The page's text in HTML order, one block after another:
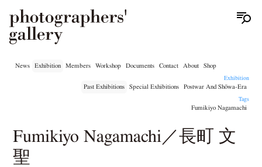
News Exhibition Members Workshop Documents Contact About Shop
Exhibition
Past Exhibitions Special Exhibitions Postwar And Shōwa-Era
Tags
Fumikiyo Nagamachi
Fumikiyo Nagamachi／長町 文
聖